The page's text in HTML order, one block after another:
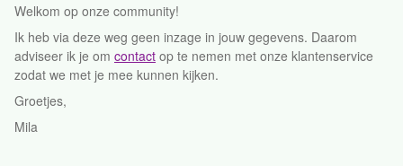
Welkom op onze community!
Ik heb via deze weg geen inzage in jouw gegevens. Daarom
adviseer ik je om contact op te nemen met onze klantenservice
zodat we met je mee kunnen kijken.
Groetjes,
Mila